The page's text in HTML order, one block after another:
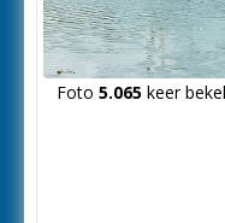
Foto 5.065keer